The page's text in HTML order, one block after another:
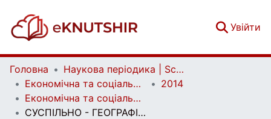
Увійти
Головна
Наукова періодика | Scientific periodicals
Економічна та соціальна географія | Ekonomichna ta Sotsialna Geografiya
2014
Економічна та соціальна географія. Випуск 70
СУСПІЛЬНО - ГЕОГРАФІЧНІ ОСОБЛИВОСТІ РОЗВИТКУ ЗЕРНОПРОМИСЛОВОГО КОМПЛЕКСУ ПОДІЛЬСЬКОГО СУСПІЛЬНО-ГЕОГРАФІЧНОГО РАЙОНУ